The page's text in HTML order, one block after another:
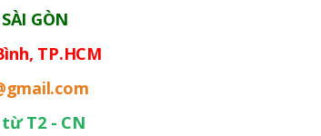
GÒN
TP.HCM
T2 - CN